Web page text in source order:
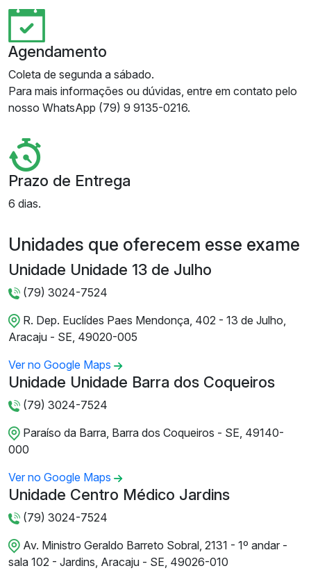
Agendamento
Coleta de segunda a sábado.
Para mais informações ou dúvidas, entre em contato pelo
nosso WhatsApp (79) 9 9135-0216.
Prazo de Entrega
6 dias.
Unidades que oferecem esse exame
Unidade Unidade 13 de Julho
(79) 3024-7524
R. Dep. Euclídes Paes Mendonça, 402 - 13 de Julho,
Aracaju - SE, 49020-005
Ver no Google Maps
Unidade Unidade Barra dos Coqueiros
(79) 3024-7524
Paraíso da Barra, Barra dos Coqueiros - SE, 49140-
000
Ver no Google Maps
Unidade Centro Médico Jardins
(79) 3024-7524
Av. Ministro Geraldo Barreto Sobral, 2131 - 1º andar -
sala 102 - Jardins, Aracaju - SE, 49026-010